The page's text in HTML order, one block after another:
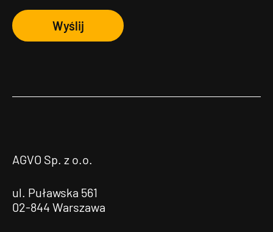
Wyślij
AGVO Sp. z o.o.
ul. Puławska 561
02-844 Warszawa